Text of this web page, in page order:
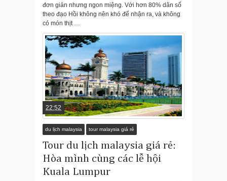
đơn giản nhưng ngon miệng. Với hơn 80% dân số
theo đạo Hồi không nên khó để nhận ra, và không
có món thịt …
22:52
du lịch malaysia tour malaysia giá rẻ
Tour du lịch malaysia giá rẻ:
Hòa mình cùng các lễ hội
Kuala Lumpur